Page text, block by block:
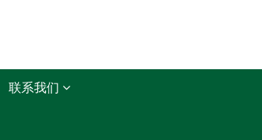
联系我们